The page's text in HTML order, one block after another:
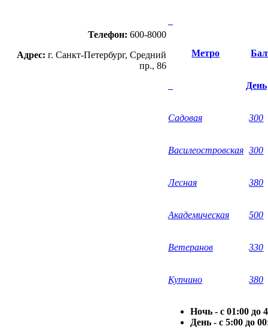
Телефон: 600-8000
Адрес: г. Санкт-Петербург, Средний
пр., 86
Метро
День
Садовая 300
Василеостровская 300
Лесная 380
Академическая 500
Ветеранов 330
Купчино 380
Ночь - с 01:00 до
День - с 5:00 до